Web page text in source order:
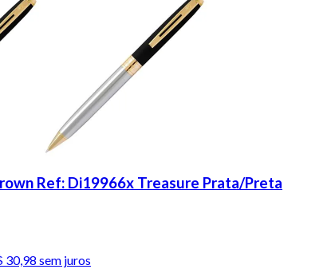
Ref: Di19966x Treasure Prata/Preta
30,98 sem juros